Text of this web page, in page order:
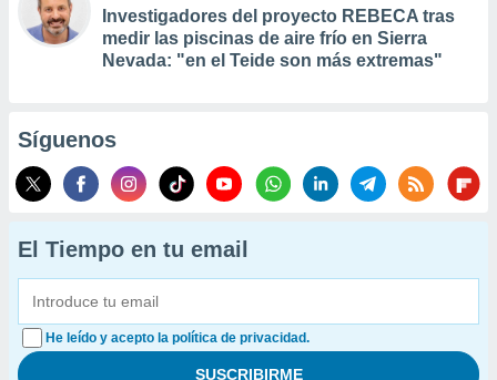
Investigadores del proyecto REBECA tras
medir las piscinas de aire frío en Sierra
Nevada: "en el Teide son más extremas"
Síguenos
El Tiempo en tu email
He leído y acepto la política de privacidad.